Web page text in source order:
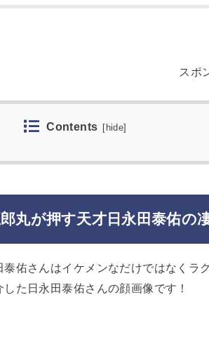
スポ
Contents hide
丸が押す天才日永田泰佑の
泰佑さんはイケメンなだけではなくラ
した日永田泰佑さんの顔画像です！